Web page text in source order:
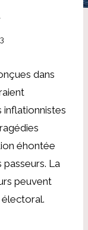
dans
inflationnistes
éhontée
La
peuvent